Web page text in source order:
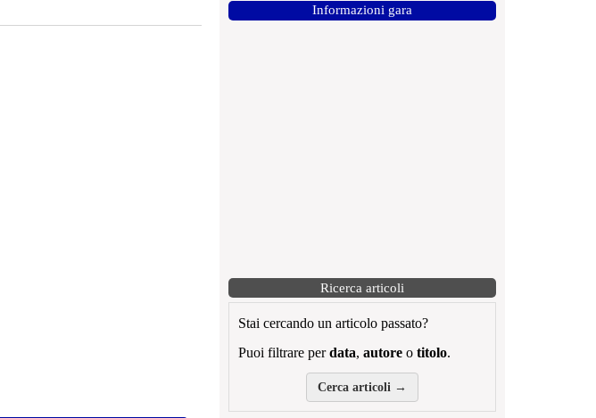
Informazioni gara
Ricerca articoli
Stai cercando un articolo passato?
Puoi filtrare perdata, autore o titolo.
Cerca articoli →